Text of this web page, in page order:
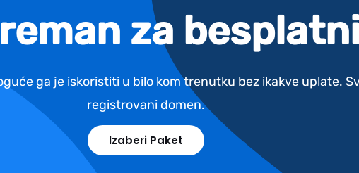
za
ga je iskoristiti u bilo kom trenutku bez ikakve uplate.
registrovani domen.
Izaberi Paket